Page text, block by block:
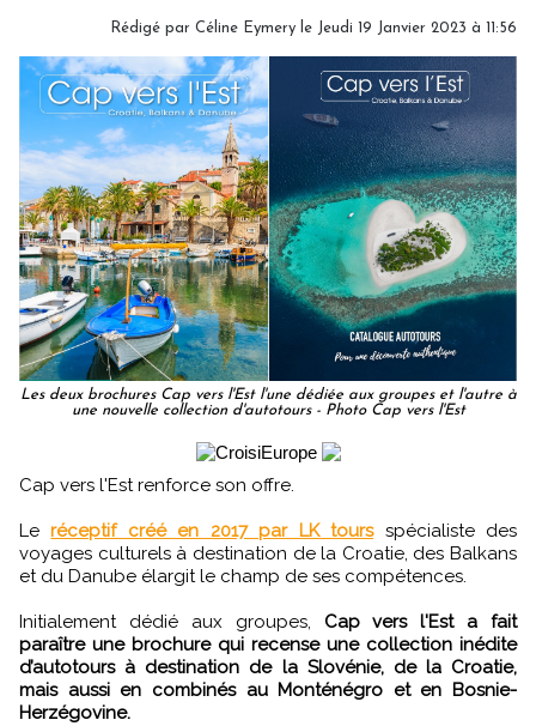
Rédigé par Céline Eymery le Jeudi 19 Janvier 2023 à 11:56
Les deux brochures Cap vers l'Est l'une dédiée aux groupes et l'autre à
une nouvelle collection d'autotours - Photo Cap vers l'Est
Cap vers l'Est renforce son offre.
Leréceptif créé en 2017 par LK toursspécialiste des
voyages culturels à destination de la Croatie, des Balkans
et du Danube élargit le champ de ses compétences.
Initialement dédié aux groupes, Cap vers l'Est a fait
paraître une brochure qui recense une collection inédite
d’autotours à destination de la Slovénie, de la Croatie,
mais aussi en combinés au Monténégro et en Bosnie-
Herzégovine.